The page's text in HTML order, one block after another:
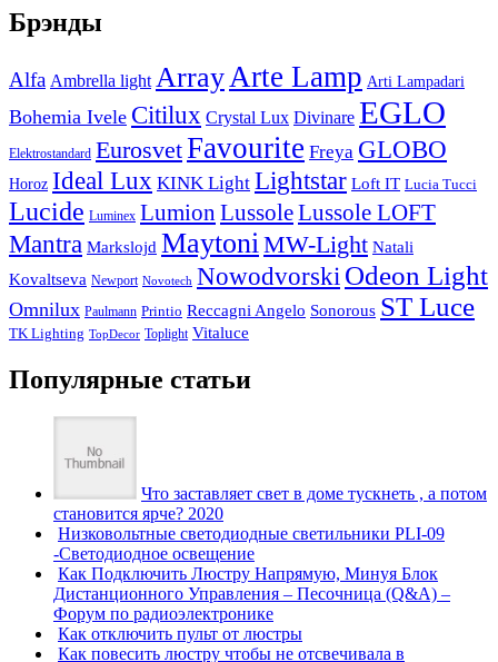
Брэнды
Alfa Ambrella light Array Arte Lamp Arti Lampadari
Bohemia Ivele Citilux Crystal Lux Divinare EGLO
Elektrostandard EurosvetFavourite Freya GLOBO
Horoz Ideal Lux KINK Light Lightstar Loft IT Lucia Tucci
Lucide Luminex Lumion LussoleLussole LOFT
Mantra Markslojd Maytoni MW-Light Natali
Kovaltseva Newport Novotech Nowodvorski Odeon Light
Omnilux Paulmann Printio Reccagni Angelo Sonorous ST Luce
TK Lighting TopDecor Toplight Vitaluce
Популярные статьи
Что заставляет свет в доме тускнеть , а потом
становится ярче? 2020
Низковольтные светодиодные светильники PLI-09
-Светодиодное освещение
Как Подключить Люстру Напрямую, Минуя Блок
Дистанционного Управления – Песочница (Q&A) –
Форум по радиоэлектронике
Как отключить пульт от люстры
Как повесить люстру чтобы не отсвечивала в